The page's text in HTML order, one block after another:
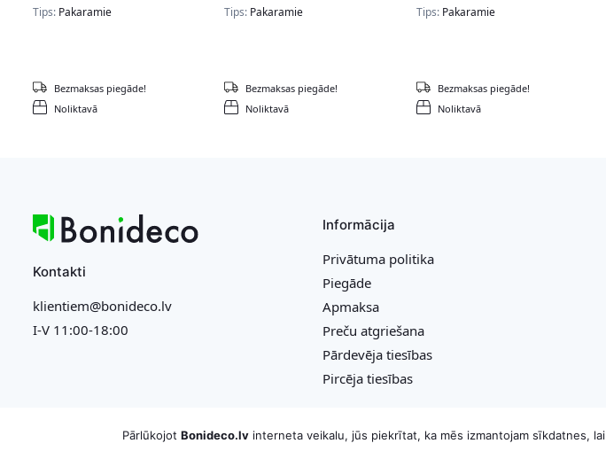
Tips: Pakaramie
Noliktavā
Bezmaksas piegāde!
Tips: Pakaramie
Noliktavā
Bezmaksas piegāde!
Tips: Pakaramie
Noliktavā
Bezmaksas piegāde!
Kontakti
klientiem@bonideco.lv
I-V 11:00-18:00
Informācija
Privātuma politika
Piegāde
Apmaksa
Preču atgriešana
Pārdevēja tiesības
Pircēja tiesības
Copyright © 2026 MB
Pārlūkojot Bonideco.lvinterneta veikalu, jūs piekrītat, ka mēs izmantojam sīkdatnes,